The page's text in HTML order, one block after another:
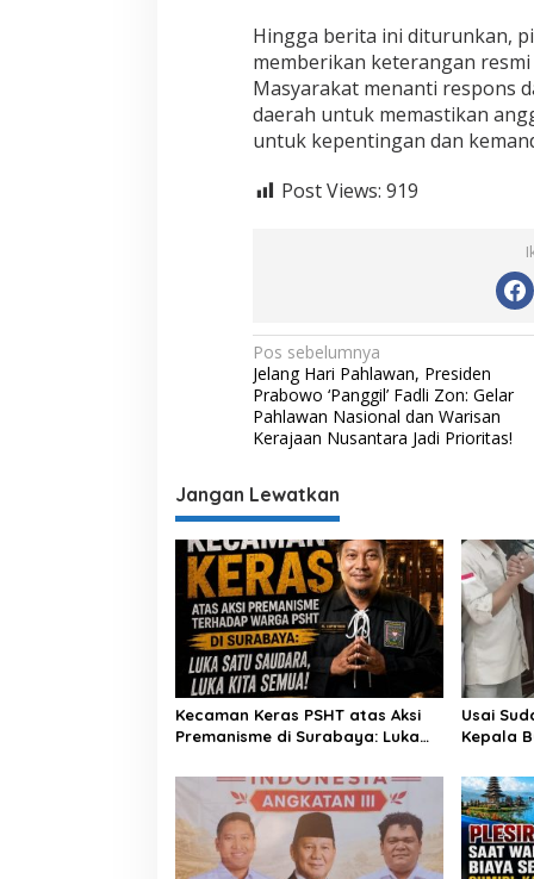
Hingga berita ini diturunkan,
memberikan keterangan
Masyarakat menanti respons
daerah untuk memastikan
untuk kepentingan dan
Post Views: 919
N
a
v
i
g
a
s
i
p
o
s
Pos sebelumnya
Jelang Hari Pahlawan, Presiden
Prabowo ‘Panggil’ Fadli Zon: Gelar
Pahlawan Nasional dan Warisan
Kerajaan Nusantara Jadi Prioritas!
Jangan Lewatkan
Kecaman Keras PSHT atas Aksi
Premanisme di Surabaya: Luka
Usai
Kepala